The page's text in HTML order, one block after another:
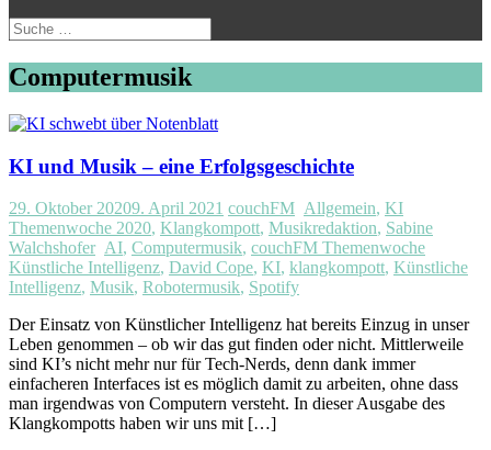
Suche
nach:
Computermusik
KI und Musik – eine Erfolgsgeschichte
29. Oktober 20209. April 2021 couchFM Allgemein, KI
Themenwoche 2020, Klangkompott, Musikredaktion, Sabine
Walchshofer AI, Computermusik, couchFM Themenwoche
Künstliche Intelligenz, David Cope, KI, klangkompott, Künstliche
Intelligenz, Musik, Robotermusik, Spotify
Der Einsatz von Künstlicher Intelligenz hat bereits Einzug in unser
Leben genommen – ob wir das gut finden oder nicht. Mittlerweile
sind KI’s nicht mehr nur für Tech-Nerds, denn dank immer
einfacheren Interfaces ist es möglich damit zu arbeiten, ohne dass
man irgendwas von Computern versteht. In dieser Ausgabe des
Klangkompotts haben wir uns mit […]